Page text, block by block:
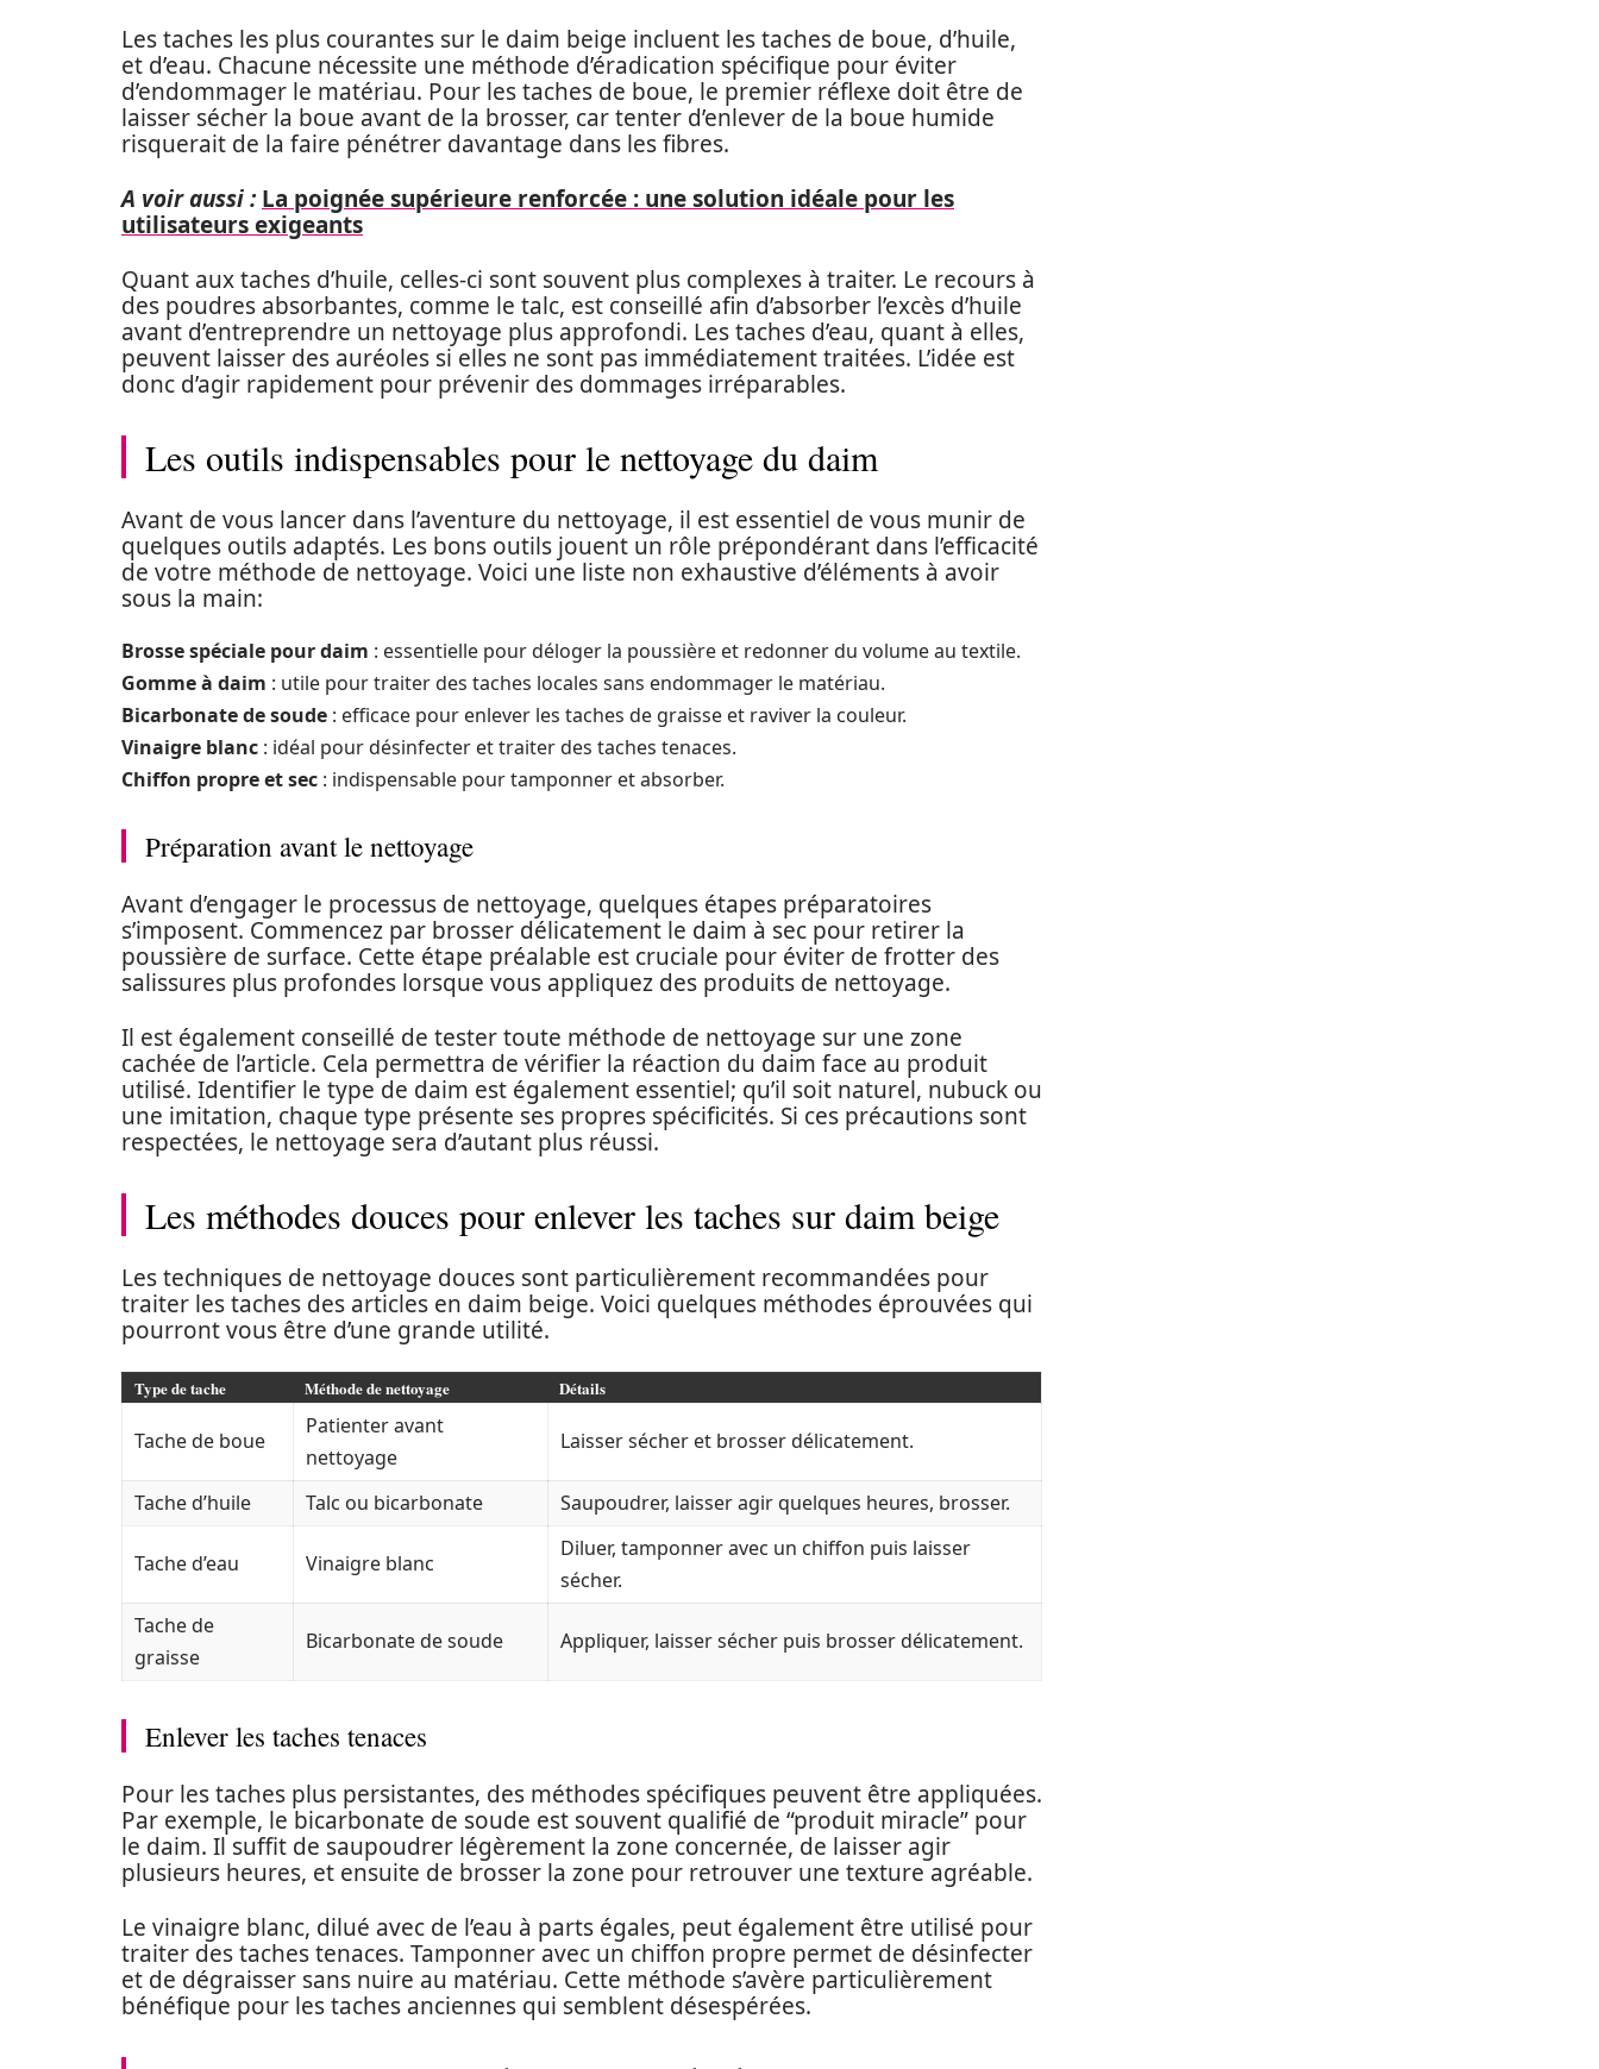
Les taches les plus courantes sur le daim beige incluent les taches de boue, d’huile,
et d’eau. Chacune nécessite une méthode d’éradication spécifique pour éviter
d’endommager le matériau. Pour les taches de boue, le premier réflexe doit être de
laisser sécher la boue avant de la brosser, car tenter d’enlever de la boue humide
risquerait de la faire pénétrer davantage dans les fibres.
A voir aussi : La poignée supérieure renforcée : une solution idéale pour les
utilisateurs exigeants
Quant aux taches d’huile, celles-ci sont souvent plus complexes à traiter. Le recours à
des poudres absorbantes, comme le talc, est conseillé afin d’absorber l’excès d’huile
avant d’entreprendre un nettoyage plus approfondi. Les taches d’eau, quant à elles,
peuvent laisser des auréoles si elles ne sont pas immédiatement traitées. L’idée est
donc d’agir rapidement pour prévenir des dommages irréparables.
Les outils indispensables pour le nettoyage du daim
Avant de vous lancer dans l’aventure du nettoyage, il est essentiel de vous munir de
quelques outils adaptés. Les bons outils jouent un rôle prépondérant dans l’efficacité
de votre méthode de nettoyage. Voici une liste non exhaustive d’éléments à avoir
sous la main:
Brosse spéciale pour daim : essentielle pour déloger la poussière et redonner du volume au textile.
Gomme à daim : utile pour traiter des taches locales sans endommager le matériau.
Bicarbonate de soude : efficace pour enlever les taches de graisse et raviver la couleur.
Vinaigre blanc : idéal pour désinfecter et traiter des taches tenaces.
Chiffon propre et sec : indispensable pour tamponner et absorber.
Préparation avant le nettoyage
Avant d’engager le processus de nettoyage, quelques étapes préparatoires
s’imposent. Commencez par brosser délicatement le daim à sec pour retirer la
poussière de surface. Cette étape préalable est cruciale pour éviter de frotter des
salissures plus profondes lorsque vous appliquez des produits de nettoyage.
Il est également conseillé de tester toute méthode de nettoyage sur une zone
cachée de l’article. Cela permettra de vérifier la réaction du daim face au produit
utilisé. Identifier le type de daim est également essentiel; qu’il soit naturel, nubuck ou
une imitation, chaque type présente ses propres spécificités. Si ces précautions sont
respectées, le nettoyage sera d’autant plus réussi.
Les méthodes douces pour enlever les taches sur daim beige
Les techniques de nettoyage douces sont particulièrement recommandées pour
traiter les taches des articles en daim beige. Voici quelques méthodes éprouvées qui
pourront vous être d’une grande utilité.
Type de tache Méthode de nettoyage Détails
Tache de boue
Patienter avant
nettoyage
Laisser sécher et brosser délicatement.
Tache d’huile Talc ou bicarbonate Saupoudrer, laisser agir quelques heures, brosser.
Tache d’eau Vinaigre blanc
Diluer, tamponner avec un chiffon puis laisser
sécher.
Tache de
graisse
Bicarbonate de soude Appliquer, laisser sécher puis brosser délicatement.
Enlever les taches tenaces
Pour les taches plus persistantes, des méthodes spécifiques peuvent être appliquées.
Par exemple, le bicarbonate de soude est souvent qualifié de “produit miracle” pour
le daim. Il suffit de saupoudrer légèrement la zone concernée, de laisser agir
plusieurs heures, et ensuite de brosser la zone pour retrouver une texture agréable.
Le vinaigre blanc, dilué avec de l’eau à parts égales, peut également être utilisé pour
traiter des taches tenaces. Tamponner avec un chiffon propre permet de désinfecter
et de dégraisser sans nuire au matériau. Cette méthode s’avère particulièrement
bénéfique pour les taches anciennes qui semblent désespérées.